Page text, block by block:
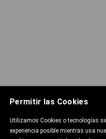
Permitir las Cookies
Utilizamos Cookies o tecnologías
experiencia posible mientras usa